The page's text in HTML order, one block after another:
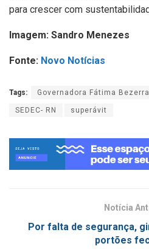
para crescer com
Imagem: Sandro Menezes
Fonte: Novo Notícias
Tags: Governadora Fátima Bezerra
SEDEC- RN superávit
Notícia
Por falta de segurança,
portões